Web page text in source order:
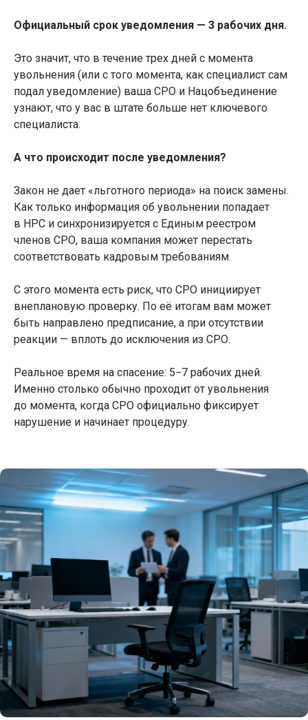
Официальный срок уведомления — 3 рабочих дня.
Это значит, что в течение трех дней с момента
увольнения (или с того момента, как специалист сам
подал уведомление) ваша СРО и Нацобъединение
узнают, что у вас в штате больше нет ключевого
специалиста.
А что происходит после уведомления?
Закон не дает «льготного периода» на поиск замены.
Как только информация об увольнении попадает
в НРС и синхронизируется с Единым реестром
членов СРО, ваша компания может перестать
соответствовать кадровым требованиям.
С этого момента есть риск, что СРО инициирует
внеплановую проверку. По её итогам вам может
быть направлено предписание, а при отсутствии
реакции — вплоть до исключения из СРО.
Реальное время на спасение: 5−7 рабочих дней.
Именно столько обычно проходит от увольнения
до момента, когда СРО официально фиксирует
нарушение и начинает процедуру.